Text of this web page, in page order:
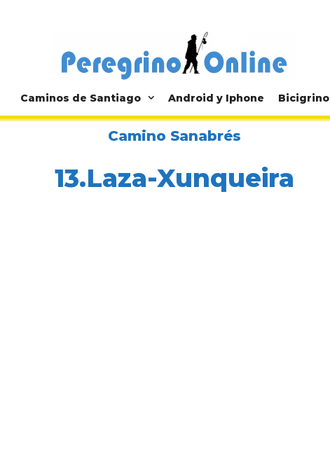
Caminos de Santiago Android y Iphone Bicigrino
Camino Sanabrés
13.Laza-Xunqueira